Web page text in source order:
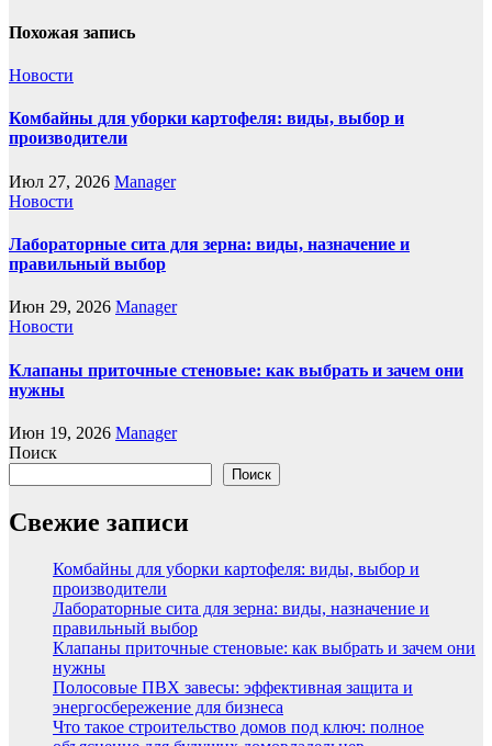
Похожая запись
Новости
Комбайны для уборки картофеля: виды, выбор и
производители
Июл 27, 2026 Manager
Новости
Лабораторные сита для зерна: виды, назначение и
правильный выбор
Июн 29, 2026 Manager
Новости
Клапаны приточные стеновые: как выбрать и зачем они
нужны
Июн 19, 2026 Manager
Поиск
Поиск
Свежие записи
Комбайны для уборки картофеля: виды, выбор и
производители
Лабораторные сита для зерна: виды, назначение и
правильный выбор
Клапаны приточные стеновые: как выбрать и зачем они
нужны
Полосовые ПВХ завесы: эффективная защита и
энергосбережение для бизнеса
Что такое строительство домов под ключ: полное